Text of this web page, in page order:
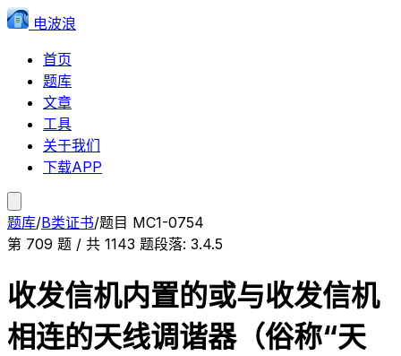
电波浪
首页
题库
文章
工具
关于我们
下载APP
题库/B类证书/题目 MC1-0754
第 709 题 / 共 1143 题段落: 3.4.5
收发信机内置的或与收发信机
相连的天线调谐器（俗称“天